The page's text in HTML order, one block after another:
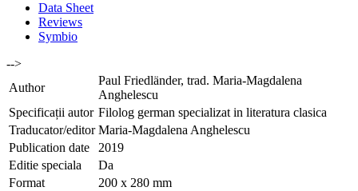
Data Sheet
Reviews
Symbio
-->
Author
Paul Friedländer, trad. Maria-Magdalena
Anghelescu
Specificații autor Filolog german specializat in literatura clasica
Traducator/editor Maria-Magdalena Anghelescu
Publication date
2019
Editie speciala
Da
Format
200 x 280 mm